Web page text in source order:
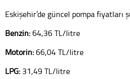
Eskişehir’de güncel pompa fiyatları
Benzin:64,36 TL/litre
Motorin:66,04 TL/litre
LPG: 31,49 TL/litre